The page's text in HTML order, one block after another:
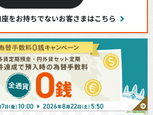
をお持ちでないお客さまはこちら